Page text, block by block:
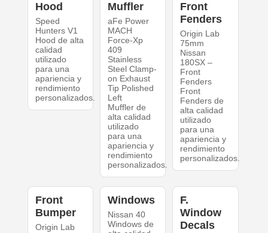
Hood
Speed
Hunters V1
Hood de alta
calidad
utilizado
para una
apariencia y
rendimiento
personalizados.
Muffler
aFe Power
MACH
Force-Xp
409
Stainless
Steel Clamp-
on Exhaust
Tip Polished
Left
Muffler de
alta calidad
utilizado
para una
apariencia y
rendimiento
personalizados.
Front
Fenders
Origin Lab
75mm
Nissan
180SX –
Front
Fenders
Front
Fenders de
alta calidad
utilizado
para una
apariencia y
rendimiento
personalizados.
Front
Bumper
Origin Lab
Windows
Nissan 40
Windows de
F.
Window
Decals